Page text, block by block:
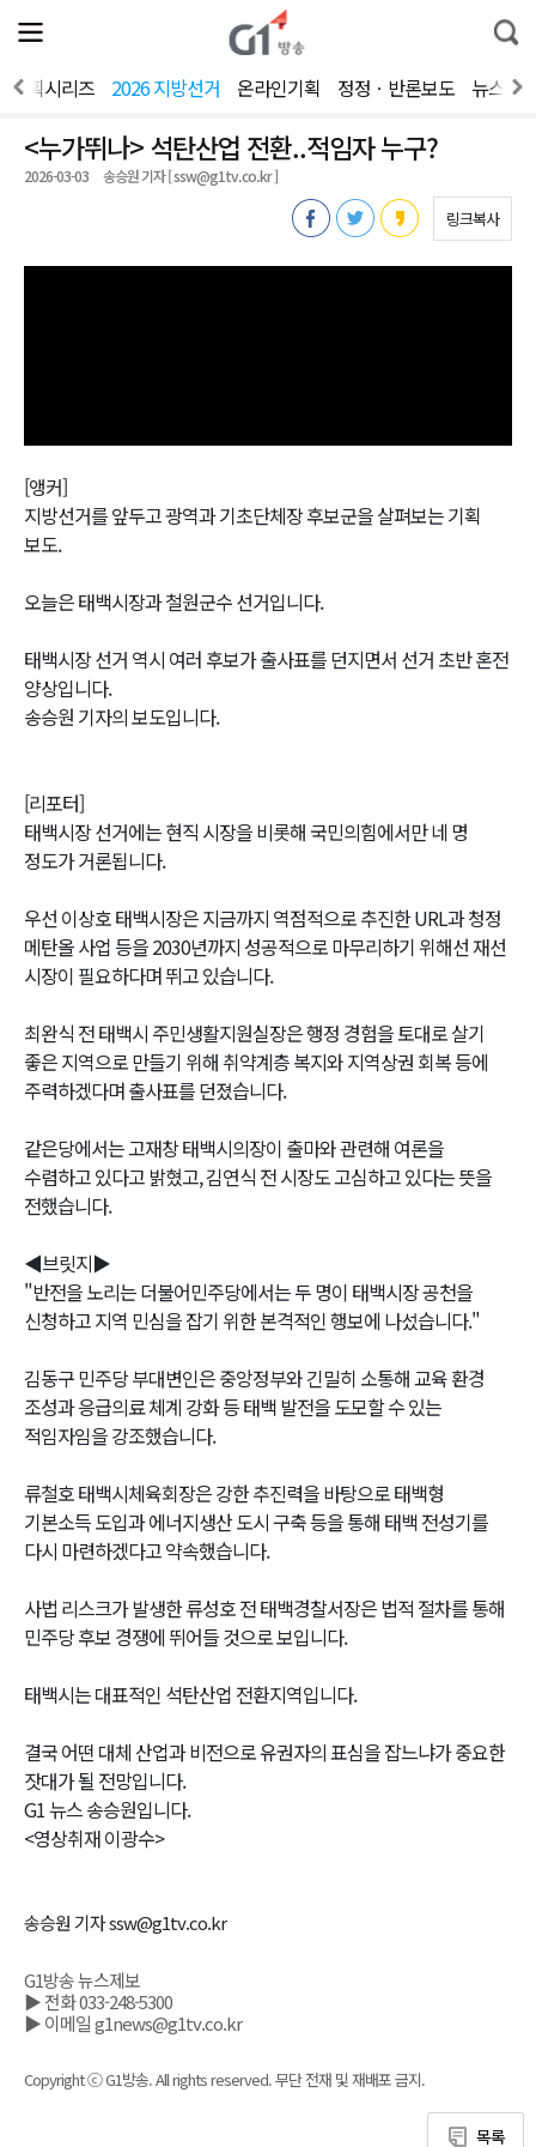
전
체
뉴
열
통
합
색
기획시리즈 2026 지방선거 온라인기획 정정ㆍ반론보도 뉴스제
<누가뛰나> 석탄산업 전환..적임자 누구?
2026-03-03 송승원 기자 [ ssw@g1tv.co.kr ]
링크복사
[앵커]
지방선거를 앞두고 광역과 기초단체장 후보군을 살펴보는 기획
보도.
오늘은 태백시장과 철원군수 선거입니다.
태백시장 선거 역시 여러 후보가 출사표를 던지면서 선거 초반 혼전
양상입니다.
송승원 기자의 보도입니다.
[리포터]
태백시장 선거에는 현직 시장을 비롯해 국민의힘에서만 네 명
정도가 거론됩니다.
우선 이상호 태백시장은 지금까지 역점적으로 추진한 URL과 청정
메탄올 사업 등을 2030년까지 성공적으로 마무리하기 위해선 재선
시장이 필요하다며 뛰고 있습니다.
최완식 전 태백시 주민생활지원실장은 행정 경험을 토대로 살기
좋은 지역으로 만들기 위해 취약계층 복지와 지역상권 회복 등에
주력하겠다며 출사표를 던졌습니다.
같은당에서는 고재창 태백시의장이 출마와 관련해 여론을
수렴하고 있다고 밝혔고, 김연식 전 시장도 고심하고 있다는 뜻을
전했습니다.
◀브릿지▶
"반전을 노리는 더불어민주당에서는 두 명이 태백시장 공천을
신청하고 지역 민심을 잡기 위한 본격적인 행보에 나섰습니다."
김동구 민주당 부대변인은 중앙정부와 긴밀히 소통해 교육 환경
조성과 응급의료 체계 강화 등 태백 발전을 도모할 수 있는
적임자임을 강조했습니다.
류철호 태백시체육회장은 강한 추진력을 바탕으로 태백형
기본소득 도입과 에너지생산 도시 구축 등을 통해 태백 전성기를
다시 마련하겠다고 약속했습니다.
사법 리스크가 발생한 류성호 전 태백경찰서장은 법적 절차를 통해
민주당 후보 경쟁에 뛰어들 것으로 보입니다.
태백시는 대표적인 석탄산업 전환지역입니다.
결국 어떤 대체 산업과 비전으로 유권자의 표심을 잡느냐가 중요한
잣대가 될 전망입니다.
G1 뉴스 송승원입니다.
<영상취재 이광수>
송승원 기자 ssw@g1tv.co.kr
G1방송 뉴스제보
▶ 전화 033-248-5300
▶ 이메일 g1news@g1tv.co.kr
Copyright ⓒ G1방송. All rights reserved. 무단 전재 및 재배포 금지.
목록